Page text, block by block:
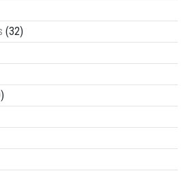
(32)